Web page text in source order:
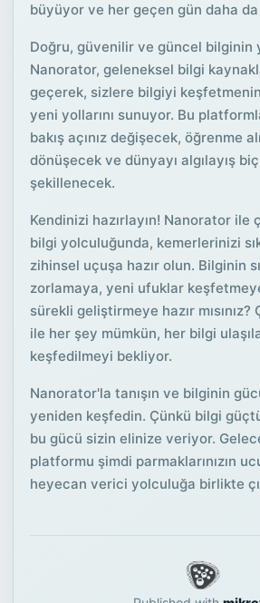
büyüyor ve her geçen gün daha
Doğru, güvenilir ve güncel bilginin
Nanorator, geleneksel bilgi
geçerek, sizlere bilgiyi
yeni yollarını sunuyor. Bu
bakış açınız değişecek, öğrenme
dönüşecek ve dünyayı algılayış
şekillenecek.
Kendinizi hazırlayın! Nanorator ile
bilgi yolculuğunda, kemerlerinizi
zihinsel uçuşa hazır olun. Bilginin
zorlamaya, yeni ufuklar
sürekli geliştirmeye hazır
ile her şey mümkün, her bilgi
keşfedilmeyi bekliyor.
Nanorator'la tanışın ve bilginin
yeniden keşfedin. Çünkü bilgi
bu gücü sizin elinize veriyor.
platformu şimdi parmaklarınızın
heyecan verici yolculuğa birlikte